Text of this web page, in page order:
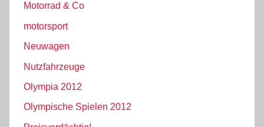
Motorrad & Co
motorsport
Neuwagen
Nutzfahrzeuge
Olympia 2012
Olympische Spielen 2012